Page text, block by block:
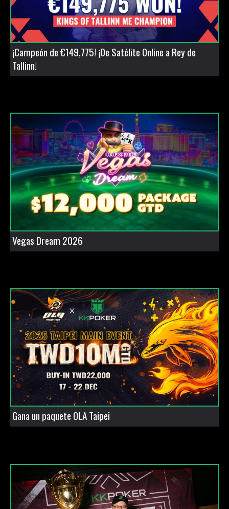
¡Campeón de €149,775! ¡De Satélite Online a Rey de
Tallinn!
Vegas Dream 2026
Gana un paquete OLA Taipei